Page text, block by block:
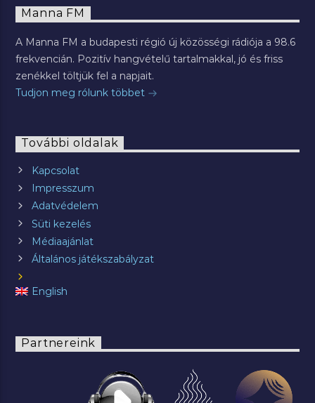
Manna FM
A Manna FM a budapesti régió új közösségi rádiója a 98.6
frekvencián. Pozitív hangvételű tartalmakkal, jó és friss
zenékkel töltjük fel a napjait.
Tudjon meg rólunk többet
További oldalak
Kapcsolat
Impresszum
Adatvédelem
Süti kezelés
Médiaajánlat
Általános játékszabályzat
English
Partnereink